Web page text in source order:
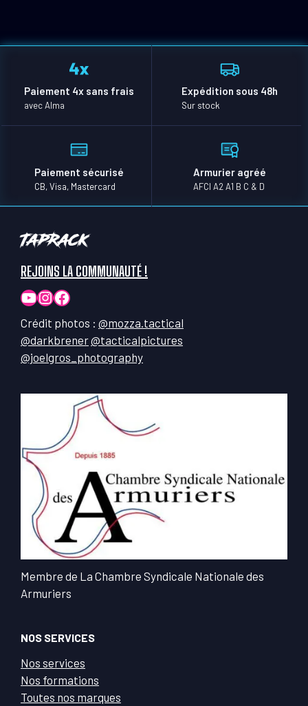
Paiement 4x sans frais
avec Alma
Expédition sous 48h
Sur stock
Paiement sécurisé
CB, Visa, Mastercard
Armurier agréé
AFCI A2 A1 B C & D
TapRack
REJOINS LA COMMUNAUTÉ !
YouTube
Instagram
Facebook
Crédit photos : @mozza.tactical
@darkbrener@tacticalpictures
@joelgros_photography
Membre de La Chambre Syndicale Nationale des
Armuriers
NOS SERVICES
Nos services
Nos formations
Toutes nos marques